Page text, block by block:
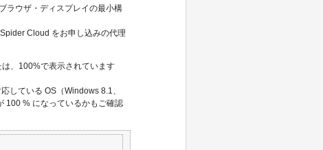
ラウザ・ディスプレイの最小構
Cloud をお申し込みの代理
、100%で表示されています
している OS（Windows 8.1、
100 % になっているかもご確認